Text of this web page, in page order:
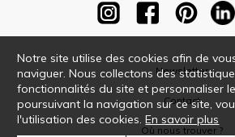
Newsletter
Contact
Où nous trouver ?
Notre site utilise des cookies afin de
naviguer. Nous collectons des
fonctionnalités du site et personnaliser
poursuivant la navigation sur ce site,
l'utilisation des cookies.En savoir plus